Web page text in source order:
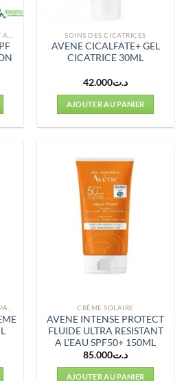
SOINS DES CICATRICES
AVENE CICALFATE+ GEL
CICATRICE 30ML
د.ت42.000
AJOUTER AU PANIER
CRÈME SOLAIRE
AVENE INTENSE PROTECT
FLUIDE ULTRA RESISTANT
A L’EAU SPF50+ 150ML
د.ت85.000
AJOUTER AU PANIER